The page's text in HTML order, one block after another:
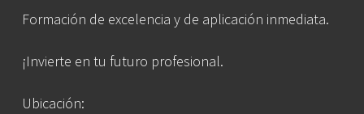
Formación de excelencia y de aplicación inmediata.
¡Invierte en tu futuro profesional.
Ubicación: